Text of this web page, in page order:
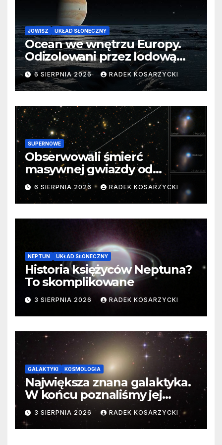
JOWISZ UKŁAD SŁONECZNY
Ocean we wnętrzu Europy.
Odizolowani przez lodową
barierę
6 SIERPNIA 2026 RADEK KOSARZYCKI
SUPERNOWE
Obserwowali śmierć
masywnej gwiazdy od
samego początku. Niezwykle
cenne dane
6 SIERPNIA 2026 RADEK KOSARZYCKI
NEPTUN UKŁAD SŁONECZNY
Historia księżyców Neptuna?
To skomplikowane
3 SIERPNIA 2026 RADEK KOSARZYCKI
GALAKTYKI KOSMOLOGIA
Największa znana galaktyka.
W końcu poznaliśmy jej
faktyczne wymiary
3 SIERPNIA 2026 RADEK KOSARZYCKI